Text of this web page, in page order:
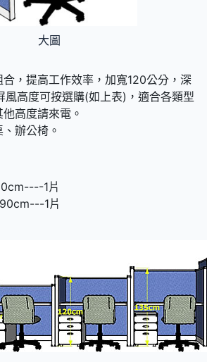
大圖
，提高工作效率，加寬120公分，深
風高度可按選購(如上表)，適合各類型
高度請來電。
辦公椅。
1片
1片